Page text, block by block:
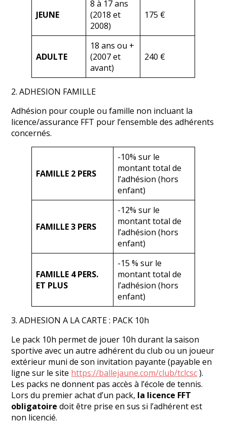
JEUNE
8 à 17 ans
(2018 et
2008)
175 €
ADULTE
18 ans ou +
(2007 et
avant)
240 €
2. ADHESION FAMILLE
Adhésion pour couple ou famille non incluant la
licence/assurance FFT pour l’ensemble des adhérents
concernés.
FAMILLE 2 PERS
-10% sur le
montant total de
l’adhésion (hors
enfant)
FAMILLE 3 PERS
-12% sur le
montant total de
l’adhésion (hors
enfant)
FAMILLE 4 PERS.
ET PLUS
-15 % sur le
montant total de
l’adhésion (hors
enfant)
3. ADHESION A LA CARTE : PACK 10h
Le pack 10h permet de jouer 10h durant la saison
sportive avec un autre adhérent du club ou un joueur
extérieur muni de son invitation payante (payable en
ligne sur le site https://ballejaune.com/club/tclcsc).
Les packs ne donnent pas accès à l’école de tennis.
Lors du premier achat d’un pack, la licence FFT
obligatoire doit être prise en sus si l’adhérent est
non licencié.